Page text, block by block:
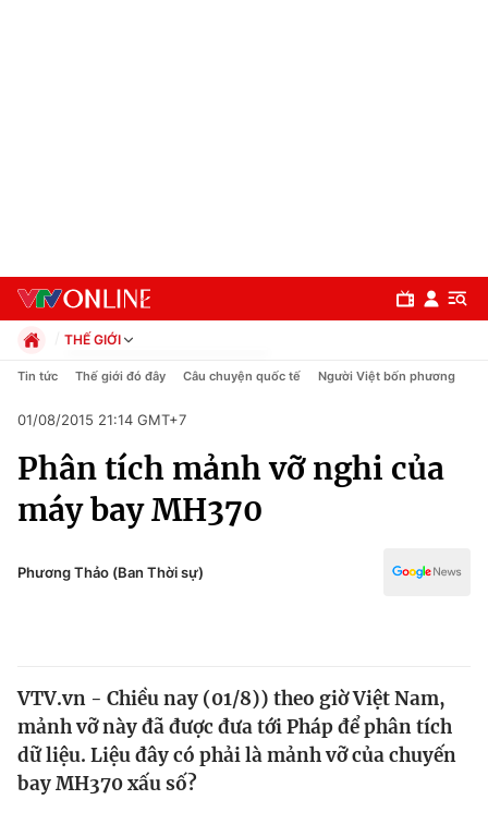
Chuyên mục
Chính trị
Thế giới
Tin tức
THẾ GIỚI
Chính trị
Pháp luật
Kinh tế
Thể thao
Truyền hình
Y tế
Tin tức Thế giới đó đây Câu chuyện quốc tế Người Việt bốn phương
01/08/2015 21:14 GMT+7
Phân tích mảnh vỡ nghi của
máy bay MH370
Phương Thảo (Ban Thời sự)
VTV.vn - Chiều nay (01/8)) theo giờ Việt Nam,
mảnh vỡ này đã được đưa tới Pháp để phân tích
dữ liệu. Liệu đây có phải là mảnh vỡ của chuyến
bay MH370 xấu số?